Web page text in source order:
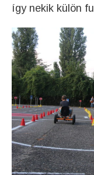
így nekik külön